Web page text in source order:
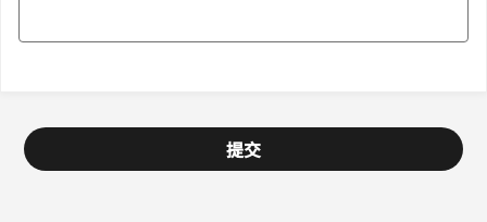
提交